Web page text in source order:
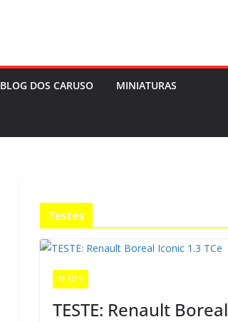
BLOG DOS CARUSO MINIATURAS
Testes
TESTES
TESTE: Renault Boreal